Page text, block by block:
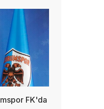
FK'da